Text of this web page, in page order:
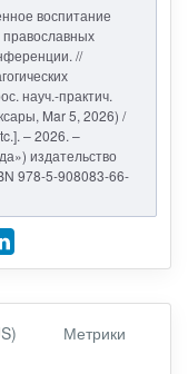
воспитание
//
науч.-практич.
Mar 5, 2026) /
– 2026. –
издательство
978-5-908083-66-
Метрики